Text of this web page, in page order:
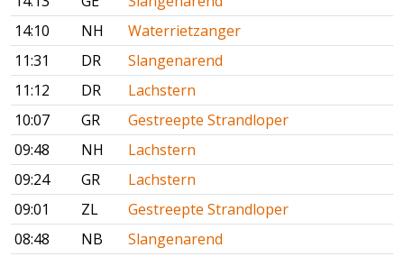
14:10
NH
Waterrietzanger
11:31
DR
Slangenarend
11:12
DR
Lachstern
10:07
GR
Gestreepte Strandloper
09:48
NH
Lachstern
09:24
GR
Lachstern
09:01
ZL
Gestreepte Strandloper
08:48
NB
Slangenarend